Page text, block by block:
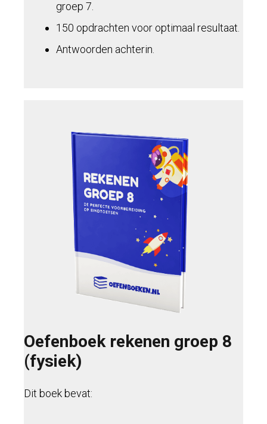
groep 7.
150 opdrachten voor optimaal resultaat.
Antwoorden achterin.
Oefenboek rekenen groep 8
(fysiek)
Dit boek bevat: